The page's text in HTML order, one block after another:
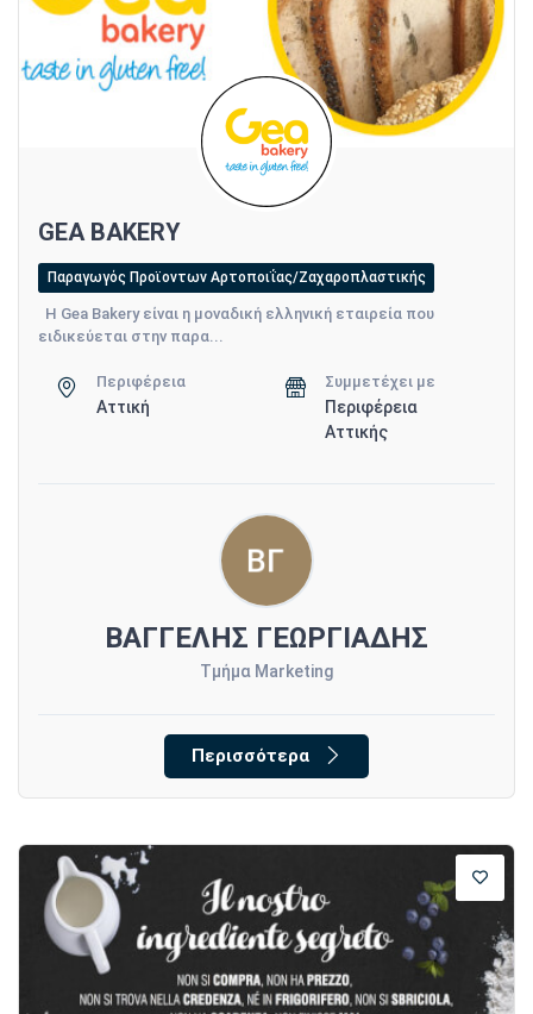
GEA BAKERY
Παραγωγός Προϊοντων Αρτοποιΐας/Ζαχαροπλαστικής
Η Gea Bakery είναι η μοναδική ελληνική εταιρεία που
ειδικεύεται στην παρα...
Περιφέρεια
Αττική
Συμμετέχει με
Περιφέρεια
Αττικής
ΒΑΓΓΕΛΗΣ ΓΕΩΡΓΙΑΔΗΣ
Τμήμα Marketing
Περισσότερα